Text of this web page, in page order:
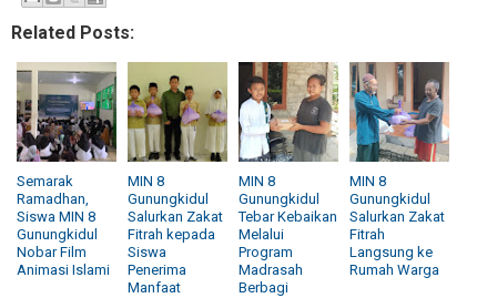
Related Posts:
Semarak
Ramadhan,
Siswa MIN 8
Gunungkidul
Nobar Film
Animasi Islami
MIN 8
Gunungkidul
Salurkan Zakat
Fitrah kepada
Siswa
Penerima
Manfaat
MIN 8
Gunungkidul
Tebar Kebaikan
Melalui
Program
Madrasah
Berbagi
MIN 8
Gunungkidul
Salurkan Zakat
Fitrah
Langsung ke
Rumah Warga